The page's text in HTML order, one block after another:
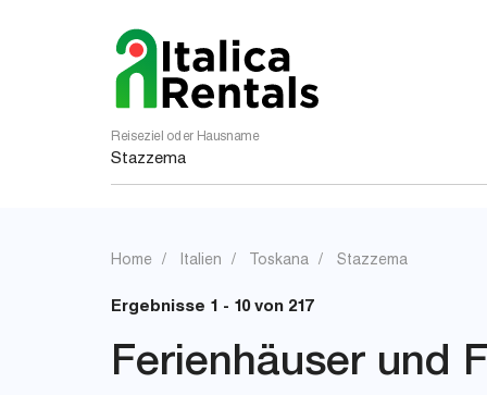
Reiseziel oder Hausname
Home Italien Toskana Stazzema
Ergebnisse 1 - 10 von 217
Ferienhäuser und